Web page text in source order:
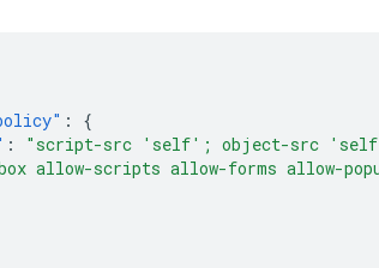
:
{
: "script-src 'self'; object-src
allow-scripts allow-forms